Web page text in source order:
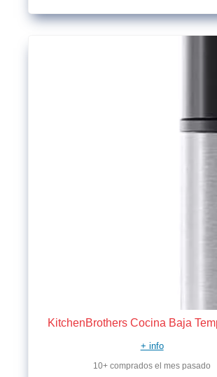
KitchenBrothers Cocina Baja
+ info
10+ comprados el mes pasado